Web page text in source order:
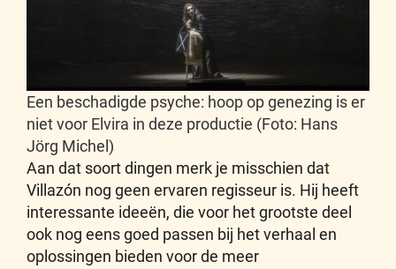
Een beschadigde psyche: hoop op genezing is er
niet voor Elvira in deze productie (Foto: Hans
Jörg Michel)
Aan dat soort dingen merk je misschien dat
Villazón nog geen ervaren regisseur is. Hij heeft
interessante ideeën, die voor het grootste deel
ook nog eens goed passen bij het verhaal en
oplossingen bieden voor de meer